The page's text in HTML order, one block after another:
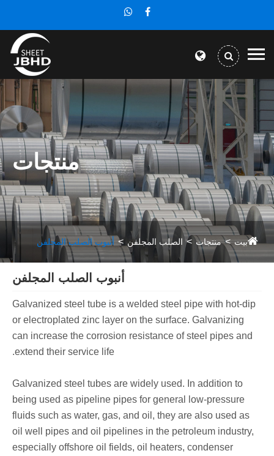
منتجات
بيت منتجات الصلب المجلفن أنبوب الصلب المجلفن
أنبوب الصلب المجلفن
Galvanized steel tube is a welded steel pipe with hot-dip
or electroplated zinc layer on the surface. Galvanizing
can increase the corrosion resistance of steel pipes and
extend their service life.
Galvanized steel tubes are widely used. In addition to
being used as pipeline pipes for general low-pressure
fluids such as water, gas, and oil, they are also used as
oil well pipes and oil pipelines in the petroleum industry,
especially offshore oil fields, oil heaters, condenser